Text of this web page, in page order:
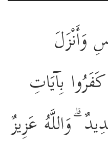
وَأَنْزَلَ
بِآيَاتِ
وَاللَّهُ عَزِيزٌ